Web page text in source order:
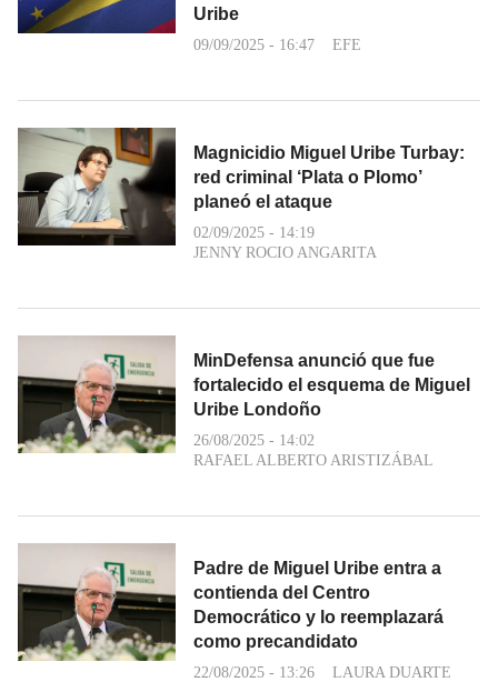
Uribe
09/09/2025 - 16:47 EFE
Magnicidio Miguel Uribe Turbay:
red criminal ‘Plata o Plomo’
planeó el ataque
02/09/2025 - 14:19
JENNY ROCIO ANGARITA
MinDefensa anunció que fue
fortalecido el esquema de Miguel
Uribe Londoño
26/08/2025 - 14:02
RAFAEL ALBERTO ARISTIZÁBAL
Padre de Miguel Uribe entra a
contienda del Centro
Democrático y lo reemplazará
como precandidato
22/08/2025 - 13:26 LAURA DUARTE